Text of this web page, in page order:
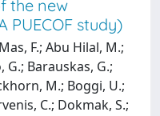
the new
PUECOF study)
F.; Abu Hilal, M.;
G.; Barauskas, G.;
M.; Boggi, U.;
C.; Dokmak, S.;